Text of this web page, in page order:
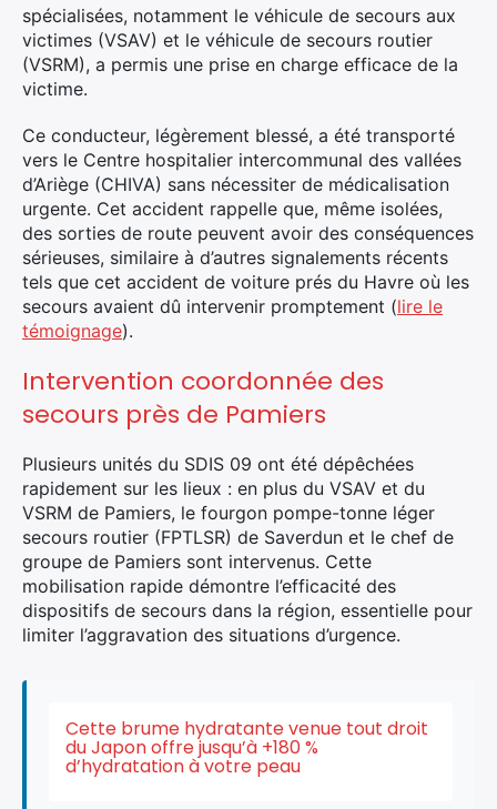
spécialisées, notamment le véhicule de secours aux
victimes (VSAV) et le véhicule de secours routier
(VSRM), a permis une prise en charge efficace de la
victime.
Ce conducteur, légèrement blessé, a été transporté
vers le Centre hospitalier intercommunal des vallées
d’Ariège (CHIVA) sans nécessiter de médicalisation
urgente. Cet accident rappelle que, même isolées,
des sorties de route peuvent avoir des conséquences
sérieuses, similaire à d’autres signalements récents
tels que cet accident de voiture prés du Havre où les
secours avaient dû intervenir promptement (lire le
témoignage).
Intervention coordonnée des
secours près de Pamiers
Plusieurs unités du SDIS 09 ont été dépêchées
rapidement sur les lieux : en plus du VSAV et du
VSRM de Pamiers, le fourgon pompe-tonne léger
secours routier (FPTLSR) de Saverdun et le chef de
groupe de Pamiers sont intervenus. Cette
mobilisation rapide démontre l’efficacité des
dispositifs de secours dans la région, essentielle pour
limiter l’aggravation des situations d’urgence.
Cette brume hydratante venue tout droit
du Japon offre jusqu’à +180 %
d’hydratation à votre peau